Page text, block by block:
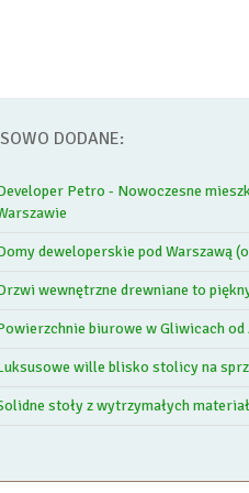
DODANE:
Petro - Nowoczesne
deweloperskie pod Warszawą
wewnętrzne drewniane to
biurowe w Gliwicach od
wille blisko stolicy na
stoły z wytrzymałych